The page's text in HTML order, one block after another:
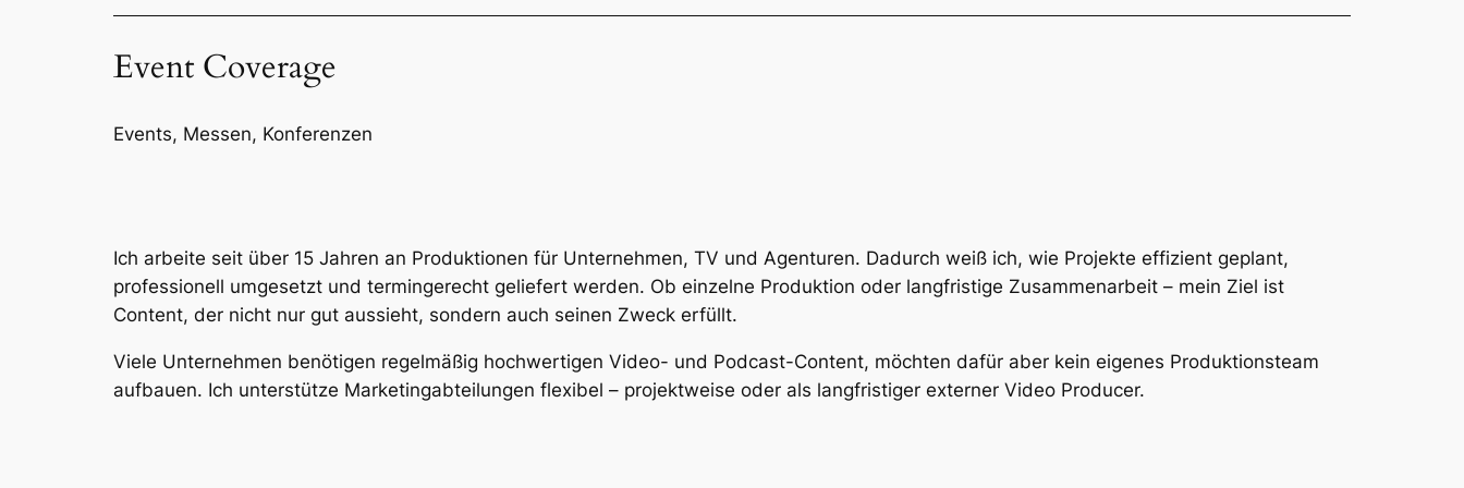
Event Coverage
Events, Messen, Konferenzen
Ich arbeite seit über 15 Jahren an Produktionen für Unternehmen, TV und Agenturen. Dadurch weiß ich, wie Projekte effizient geplant,
professionell umgesetzt und termingerecht geliefert werden. Ob einzelne Produktion oder langfristige Zusammenarbeit – mein Ziel ist
Content, der nicht nur gut aussieht, sondern auch seinen Zweck erfüllt.
Viele Unternehmen benötigen regelmäßig hochwertigen Video- und Podcast-Content, möchten dafür aber kein eigenes Produktionsteam
aufbauen. Ich unterstütze Marketingabteilungen flexibel – projektweise oder als langfristiger externer Video Producer.